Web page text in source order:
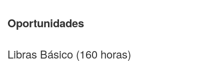
Oportunidades
Libras Básico (160 horas)